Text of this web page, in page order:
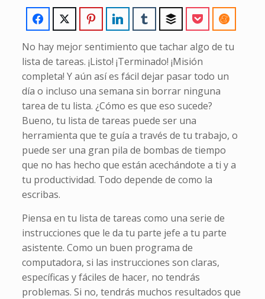
No hay mejor sentimiento que tachar algo de tu
lista de tareas. ¡Listo! ¡Terminado! ¡Misión
completa! Y aún así es fácil dejar pasar todo un
día o incluso una semana sin borrar ninguna
tarea de tu lista. ¿Cómo es que eso sucede?
Bueno, tu lista de tareas puede ser una
herramienta que te guía a través de tu trabajo, o
puede ser una gran pila de bombas de tiempo
que no has hecho que están acechándote a ti y a
tu productividad. Todo depende de como la
escribas.
Piensa en tu lista de tareas como una serie de
instrucciones que le da tu parte jefe a tu parte
asistente. Como un buen programa de
computadora, si las instrucciones son claras,
específicas y fáciles de hacer, no tendrás
problemas. Si no, tendrás muchos resultados que